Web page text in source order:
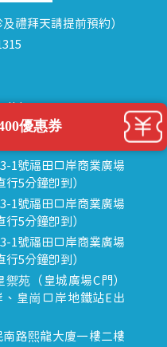
禮拜天請提前預約）
岸正對面，海悅華城
面即到）
1號福田口岸商業廣場
5分鐘即到）
1號福田口岸商業廣場
5分鐘即到）
1號福田口岸商業廣場
5分鐘即到）
苑（皇城廣場C門）
皇崗口岸地鐵站E出
路熙龍大廈一樓二樓
優惠券